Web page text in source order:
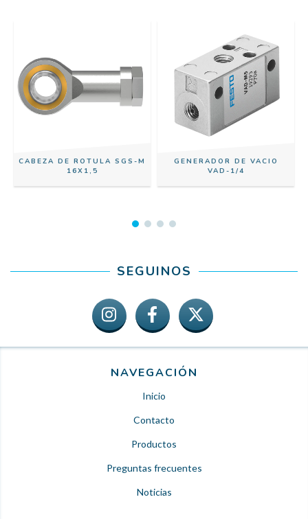
CABEZA DE ROTULA SGS-M
16X1,5
GENERADOR DE VACIO
VAD-1/4
SEGUINOS
NAVEGACIÓN
Inicio
Contacto
Productos
Preguntas frecuentes
Noticias